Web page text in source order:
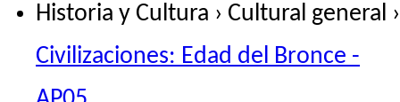
Historia y Cultura › Cultural general ›
Civilizaciones: Edad del Bronce -